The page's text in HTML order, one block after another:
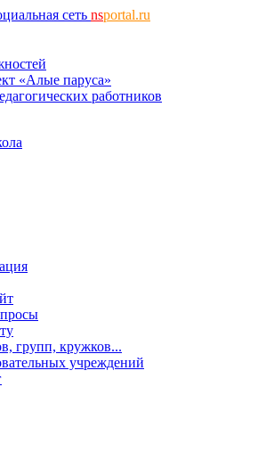
сеть nsportal.ru
«Алые паруса»
работников
групп, кружков...
учреждений